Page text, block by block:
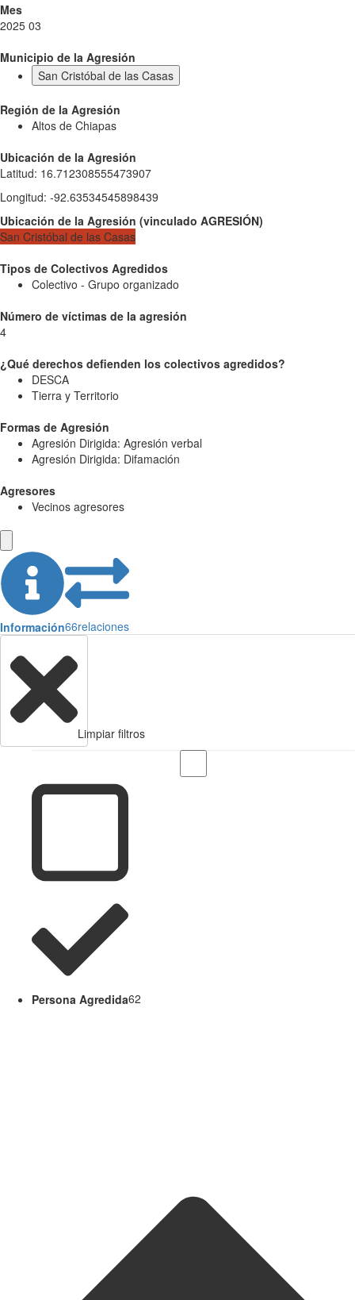
Mes
2025 03
Municipio de la Agresión
San Cristóbal de las Casas
Región de la Agresión
Altos de Chiapas
Ubicación de la Agresión
Latitud: 16.712308555473907
Longitud: -92.63534545898439
Ubicación de la Agresión (vinculado AGRESIÓN)
San Cristóbal de las Casas
Tipos de Colectivos Agredidos
Colectivo - Grupo organizado
Número de víctimas de la agresión
4
¿Qué derechos defienden los colectivos agredidos?
DESCA
Tierra y Territorio
Formas de Agresión
Agresión Dirigida: Agresión verbal
Agresión Dirigida: Difamación
Agresores
Vecinos agresores
Información66relaciones
Limpiar filtros
Persona Agredida62